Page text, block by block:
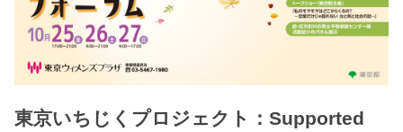
東京いちじくプロジェクト：Supported